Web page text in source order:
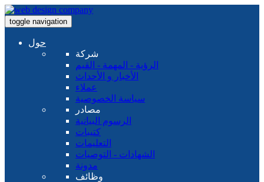
toggle navigation
حول
شركة
الرؤية - المهمة - القيم
الأخبار و الأحداث
عملاء
سياسة الخصوصية
مصادر
الرسوم البيانية
كتيبات
التعليمات
الشهادات - التوصيات
مدونة
وظائف